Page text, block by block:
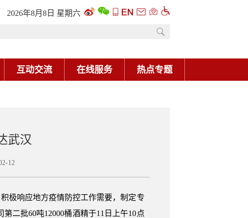
2026年8月8日 星期六
互动交流 在线服务 热点专题
武汉
12
极响应地方疫情防控工作需要，制定专
二批60吨12000桶酒精于11日上午10点